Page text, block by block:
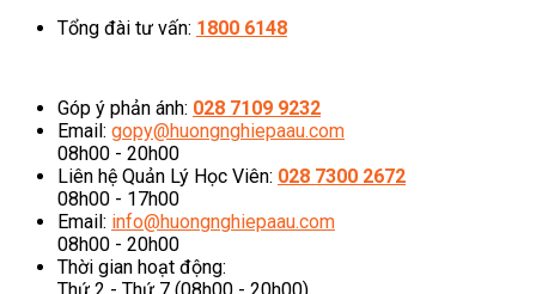
Tổng đài tư vấn: 1800 6148
Góp ý phản ánh: 028 7109 9232
Email: gopy@huongnghiepaau.com
08h00 - 20h00
Liên hệ Quản Lý Học Viên: 028 7300 2672
08h00 - 17h00
Email: info@huongnghiepaau.com
08h00 - 20h00
Thời gian hoạt động: